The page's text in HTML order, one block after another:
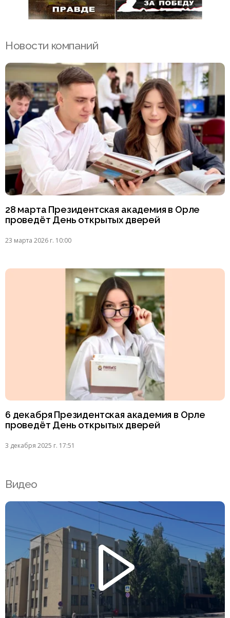
Новости компаний
28 марта Президентская академия в Орле
проведёт День открытых дверей
23 марта 2026 г. 10:00
6 декабря Президентская академия в Орле
проведёт День открытых дверей
3 декабря 2025 г. 17:51
Видео